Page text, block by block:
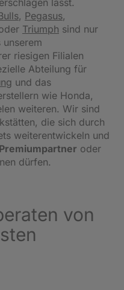
, Pegasus,
Triumph sind nur
riesigen Filialen
Abteilung für
und das
wie Honda,
weiteren. Wir sind
die sich durch
weiterentwickeln und
oder
dürfen.
von